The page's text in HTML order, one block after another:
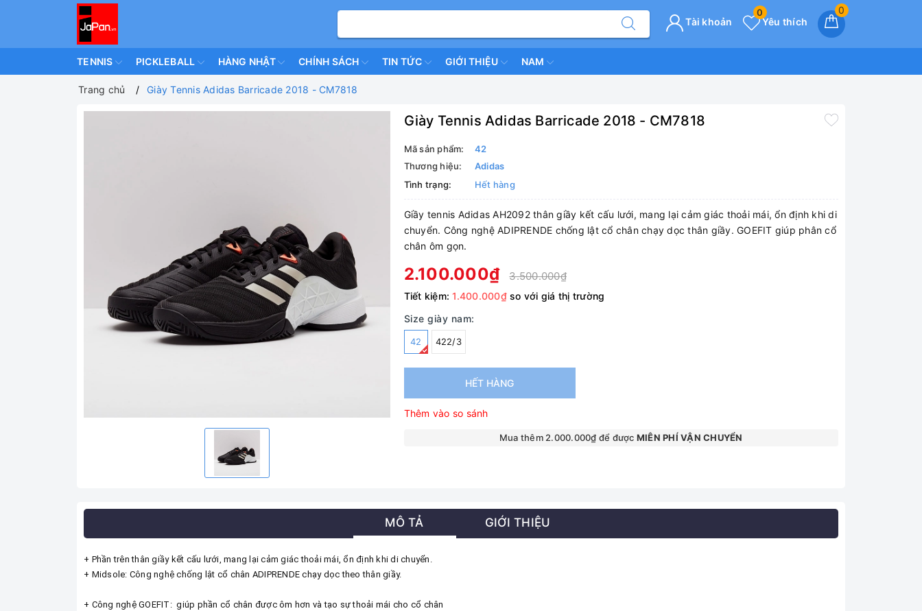
0
Yêu thích
0
Tài khoản
TENNIS PICKLEBALL HÀNG NHẬT CHÍNH SÁCH TIN TỨC GIỚI THIỆU NAM
Trang chủ Giày Tennis Adidas Barricade 2018 - CM7818
Giày Tennis Adidas Barricade 2018 - CM7818
Mã sản phẩm:
42
Thương hiệu:
Adidas
Tình trạng:
Hết hàng
Giầy tennis Adidas AH2092 thân giầy kết cấu lưới, mang lại cảm giác thoải mái, ổn định khi di
chuyển. Công nghệ ADIPRENDE chống lật cổ chân chạy dọc thân giầy. GOEFIT giúp phân cổ
chân ôm gọn.
2.100.000₫ 3.500.000₫
Tiết kiệm:1.400.000₫so với giá thị trường
Size giày nam:
42 422/3
HẾT HÀNG
Thêm vào so sánh
Mua thêm 2.000.000₫ để được MIÊN PHÍ VẬN CHUYỂN
MÔ TẢ GIỚI THIỆU
+ Phần trên thân giầy kết cấu lưới, mang lại cảm giác thoải mái, ổn định khi di chuyển.
+ Midsole: Công nghệ chống lật cổ chân ADIPRENDE chạy dọc theo thân giầy.
+ Công nghệ GOEFIT: giúp phần cổ chân được ôm hơn và tạo sự thoải mái cho cổ chân